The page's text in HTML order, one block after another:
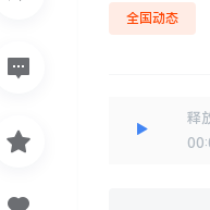
全国动态
释